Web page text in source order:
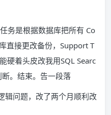
务是根据数据库把所有 Co
直接更改备份，Support T
硬着头皮改我用SQL Searc
。结束。告一段落
辑问题，改了两个月顺利改